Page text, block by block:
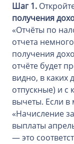
Шаг 1.
получения
«Отчёты по
отчета
получения
отчёте будет
видно, в каких
отпускные) и
вычеты. Если в
«Начисление
выплаты
— это